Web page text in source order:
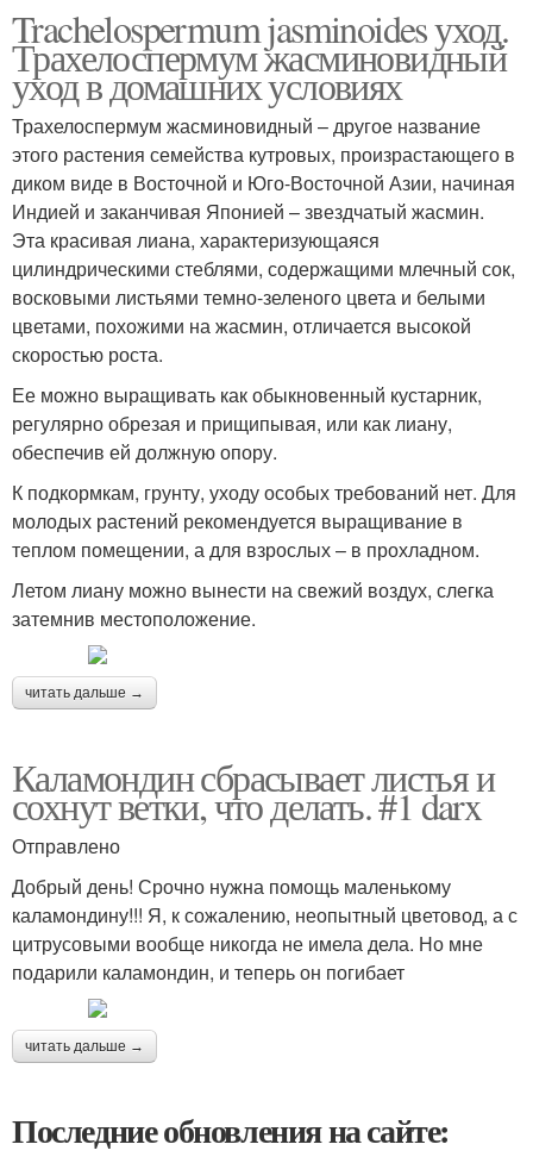
Trachelospermum jasminoides уход.
Трахелоспермум жасминовидный
уход в домашних условиях
Трахелоспермум жасминовидный – другое название
этого растения семейства кутровых, произрастающего в
диком виде в Восточной и Юго-Восточной Азии, начиная
Индией и заканчивая Японией – звездчатый жасмин.
Эта красивая лиана, характеризующаяся
цилиндрическими стеблями, содержащими млечный сок,
восковыми листьями темно-зеленого цвета и белыми
цветами, похожими на жасмин, отличается высокой
скоростью роста.
Ее можно выращивать как обыкновенный кустарник,
регулярно обрезая и прищипывая, или как лиану,
обеспечив ей должную опору.
К подкормкам, грунту, уходу особых требований нет. Для
молодых растений рекомендуется выращивание в
теплом помещении, а для взрослых – в прохладном.
Летом лиану можно вынести на свежий воздух, слегка
затемнив местоположение.
читать дальше →
Каламондин сбрасывает листья и
сохнут ветки, что делать. #1 darx
Отправлено
Добрый день! Срочно нужна помощь маленькому
каламондину!!! Я, к сожалению, неопытный цветовод, а с
цитрусовыми вообще никогда не имела дела. Но мне
подарили каламондин, и теперь он погибает
читать дальше →
Последние обновления на сайте: